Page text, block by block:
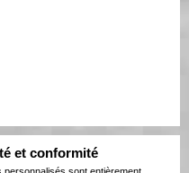
et conformité